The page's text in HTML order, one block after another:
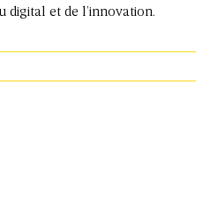
digital et de l’innovation.